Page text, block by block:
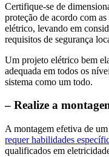
Certifique-se de
proteção de acordo com
elétrico, levando em
requisitos de segurança
Um projeto elétrico bem
adequada em todos os
sistema como um todo.
– Realize a
A montagem efetiva de
requer habilidades
qualificados em